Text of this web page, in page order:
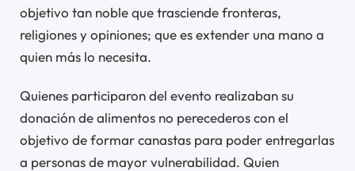
objetivo tan noble que trasciende fronteras,
religiones y opiniones; que es extender una mano a
quien más lo necesita.
Quienes participaron del evento realizaban su
donación de alimentos no perecederos con el
objetivo de formar canastas para poder entregarlas
a personas de mayor vulnerabilidad. Quien